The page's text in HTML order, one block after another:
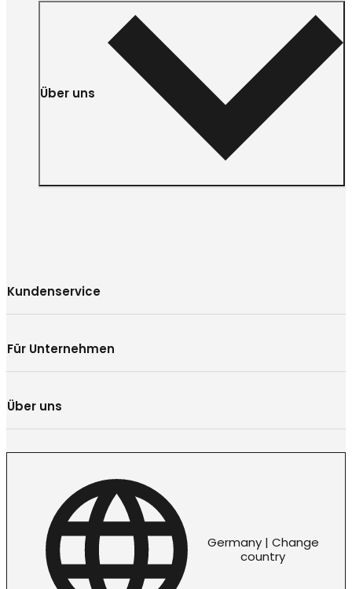
Über uns
Kundenservice
Für Unternehmen
Über uns
Germany | Change
country